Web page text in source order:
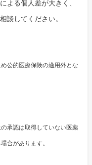
よる個人差が大きく、
談してください。
公的医療保険の適用外とな
承認は取得していない医薬
合があります。